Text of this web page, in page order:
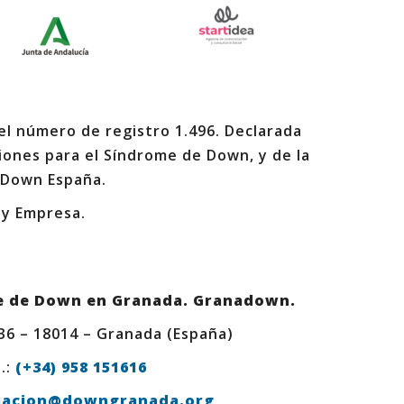
número de registro 1.496. Declarada
para el Síndrome de Down, y de la
España.
Empresa.
Down en Granada. Granadown.
– 18014 – Granada (España)
(+34) 958 151616